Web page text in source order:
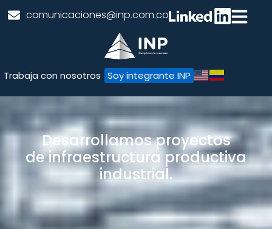
comunicaciones@inp.com.co
Trabaja con nosotros Soy integrante INP
Desarrollamos proyectos
de infraestructura productiva
industrial.